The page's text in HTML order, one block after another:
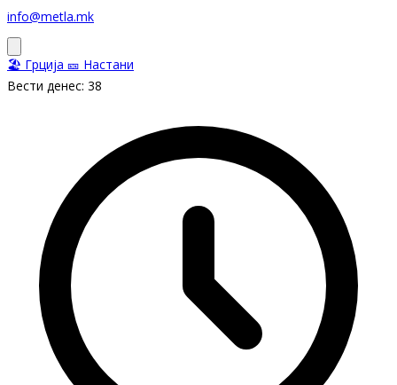
info@metla.mk
🏖️ Грција 🎫 Настани
Вести денес: 38